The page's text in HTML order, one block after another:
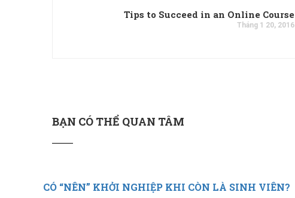
Tips to Succeed in an Online Course
Tháng 1 20, 2016
BẠN CÓ THỂ QUAN TÂM
CÓ “NÊN” KHỞI NGHIỆP KHI CÒN LÀ SINH VIÊN?